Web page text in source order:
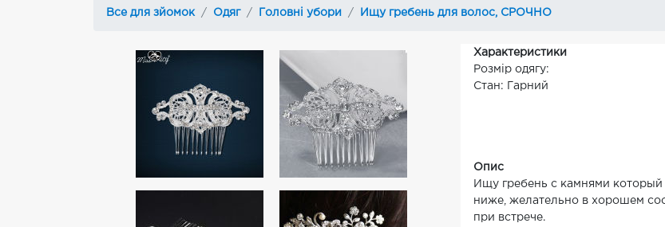
Все для зйомок Одяг Головні убори Ищу гребень для волос, СРОЧНО
Характеристики
Розмір одягу:
Стан: Гарний
Опис
Ищу гребень с камнями
ниже, желательно в хорошем
при встрече.